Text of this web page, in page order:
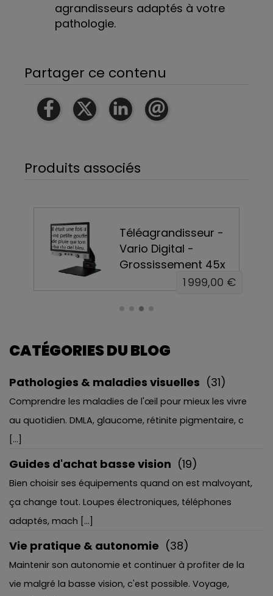
agrandisseurs adaptés à votre
pathologie.
Partager ce contenu
Produits associés
Téléagrandisseur -
Vidéomatic –
Grossissement 42x
1 995,00 €
CATÉGORIES DU BLOG
Pathologies & maladies visuelles (31)
Comprendre les maladies de l'œil pour mieux les vivre
au quotidien. DMLA, glaucome, rétinite pigmentaire, c
[...]
Guides d'achat basse vision (19)
Bien choisir ses équipements quand on est malvoyant,
ça change tout. Loupes électroniques, téléphones
adaptés, mach [...]
Vie pratique & autonomie (38)
Maintenir son autonomie et continuer à profiter de la
vie malgré la basse vision, c'est possible. Voyage,